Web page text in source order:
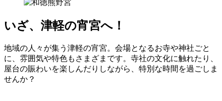
いざ、津軽の宵宮へ ！
地域の人々が集う津軽の宵宮。会場となるお寺や神社ごと
に、雰囲気や特色もさまざまです。寺社の文化に触れたり、
屋台の賑わいを楽しんだりしながら、特別な時間を過ごしま
せんか？